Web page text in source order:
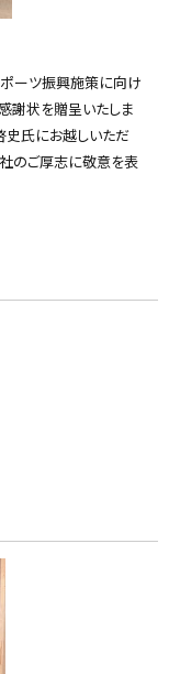
ーツ振興施策に向け
感謝状を贈呈いたしま
史氏にお越しいただ
のご厚志に敬意を表